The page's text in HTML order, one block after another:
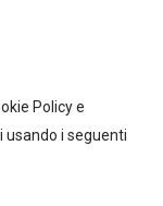
Policy e
i seguenti